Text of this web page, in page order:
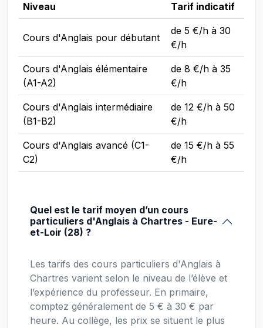
Niveau Tarif indicatif
Cours d'Anglais pour débutant
de 5 €/h à 30
€/h
Cours d'Anglais élémentaire
(A1-A2)
de 8 €/h à 35
€/h
Cours d'Anglais intermédiaire
(B1-B2)
de 12 €/h à 50
€/h
Cours d'Anglais avancé (C1-
C2)
de 15 €/h à 55
€/h
Quel est le tarif moyen d’un cours
particuliers d'Anglais à Chartres - Eure-
et-Loir (28) ?
Les tarifs des cours particuliers d'Anglais à
Chartres varient selon le niveau de l’élève et
l’expérience du professeur. En primaire,
comptez généralement de 5 € à 30 € par
heure. Au collège, les prix se situent le plus